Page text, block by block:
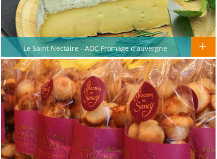
Le Saint Nectaire - AOC Fromage d'auvergne